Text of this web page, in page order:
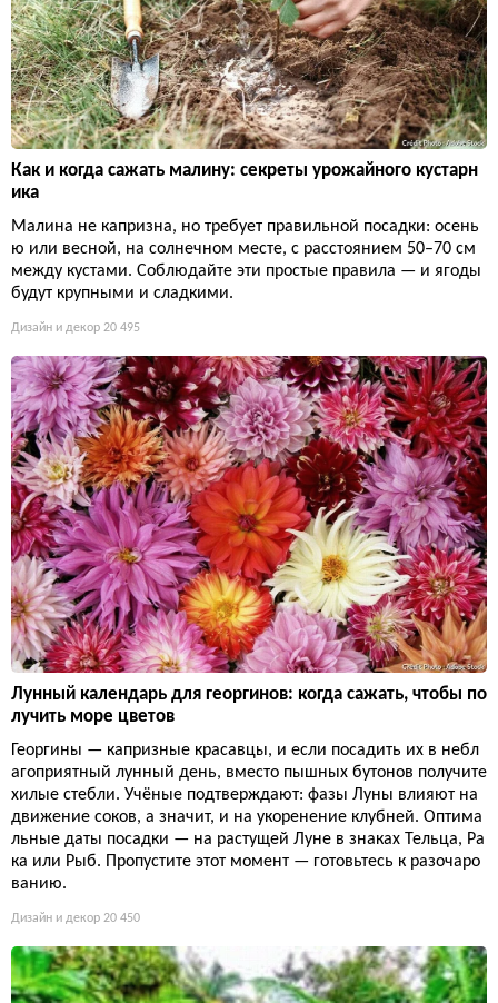
Как и когда сажать малину: секреты урожайного кустарн
ика
Малина не капризна, но требует правильной посадки: осень
ю или весной, на солнечном месте, с расстоянием 50–70 см
между кустами. Соблюдайте эти простые правила — и ягоды
будут крупными и сладкими.
Дизайн и декор 20 495
Лунный календарь для георгинов: когда сажать, чтобы по
лучить море цветов
Георгины — капризные красавцы, и если посадить их в небл
агоприятный лунный день, вместо пышных бутонов получите
хилые стебли. Учёные подтверждают: фазы Луны влияют на
движение соков, а значит, и на укоренение клубней. Оптима
льные даты посадки — на растущей Луне в знаках Тельца, Ра
ка или Рыб. Пропустите этот момент — готовьтесь к разочаро
ванию.
Дизайн и декор 20 450